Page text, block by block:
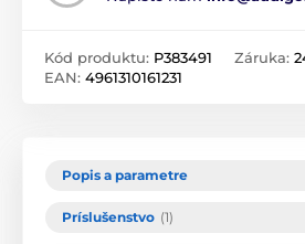
Kód produktu: P383491
EAN: 4961310161231
Záruka:
Popis a parametre
Príslušenstvo (1)